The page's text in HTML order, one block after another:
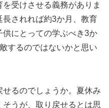
受けさせる義務がありま
されれば約3か月、教育
にとっての学ぶべき3か
するのではないかと思い
るのでしょうか。夏休み
うが、取り戻せるとは思